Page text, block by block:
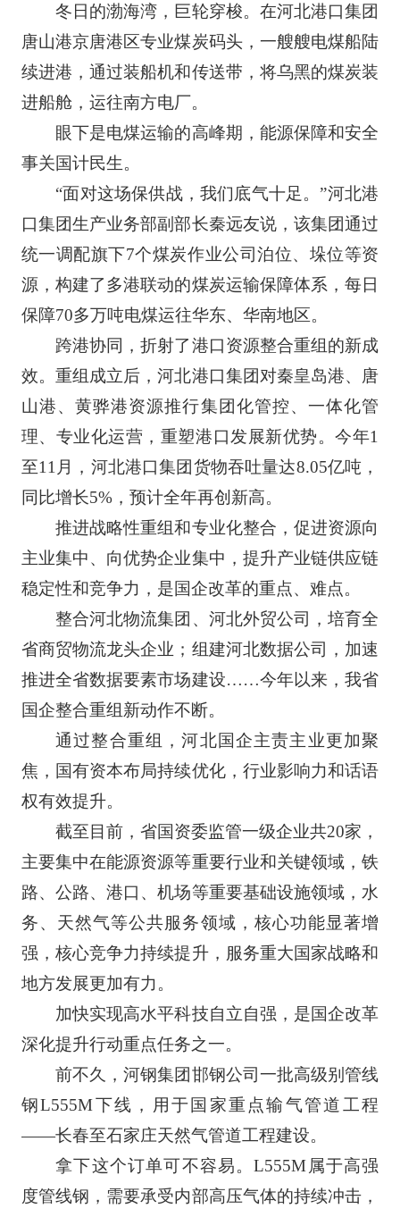
冬日的渤海湾，巨轮穿梭。在河北港口集团
唐山港京唐港区专业煤炭码头，一艘艘电煤船陆
续进港，通过装船机和传送带，将乌黑的煤炭装
进船舱，运往南方电厂。
眼下是电煤运输的高峰期，能源保障和安全
事关国计民生。
“面对这场保供战，我们底气十足。”河北港
口集团生产业务部副部长秦远友说，该集团通过
统一调配旗下7个煤炭作业公司泊位、垛位等资
源，构建了多港联动的煤炭运输保障体系，每日
保障70多万吨电煤运往华东、华南地区。
跨港协同，折射了港口资源整合重组的新成
效。重组成立后，河北港口集团对秦皇岛港、唐
山港、黄骅港资源推行集团化管控、一体化管
理、专业化运营，重塑港口发展新优势。今年1
至11月，河北港口集团货物吞吐量达8.05亿吨，
同比增长5%，预计全年再创新高。
推进战略性重组和专业化整合，促进资源向
主业集中、向优势企业集中，提升产业链供应链
稳定性和竞争力，是国企改革的重点、难点。
整合河北物流集团、河北外贸公司，培育全
省商贸物流龙头企业；组建河北数据公司，加速
推进全省数据要素市场建设……今年以来，我省
国企整合重组新动作不断。
通过整合重组，河北国企主责主业更加聚
焦，国有资本布局持续优化，行业影响力和话语
权有效提升。
截至目前，省国资委监管一级企业共20家，
主要集中在能源资源等重要行业和关键领域，铁
路、公路、港口、机场等重要基础设施领域，水
务、天然气等公共服务领域，核心功能显著增
强，核心竞争力持续提升，服务重大国家战略和
地方发展更加有力。
加快实现高水平科技自立自强，是国企改革
深化提升行动重点任务之一。
前不久，河钢集团邯钢公司一批高级别管线
钢L555M下线，用于国家重点输气管道工程
——长春至石家庄天然气管道工程建设。
拿下这个订单可不容易。L555M属于高强
度管线钢，需要承受内部高压气体的持续冲击，